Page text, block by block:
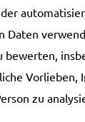
der
Daten
bewerten,
zu